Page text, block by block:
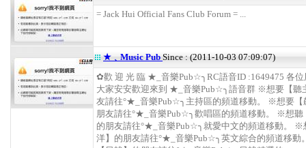
= Jack Hui Official Fans Club Forum = ...
★﹑Music Pub Since : (2011-10-03 07:09:07)
✿歡 迎 光 臨 ★_音樂Pub☆╮RC語音ID :1649475 各位
大家安安歡迎來到 ★_音樂Pub☆╮語音群 ※想要【聽
友請往°★_音樂Pub☆╮主持區的頻道移動。 ※想要【
朋友請往°★_音樂Pub☆╮歡唱區的頻道移動。 ※想聽
的朋友請往°★_音樂Pub☆╮就愛中文的頻道移動。 ※
洋】的朋友請往°★_音樂Pub☆╮英文綜合的頻道移動